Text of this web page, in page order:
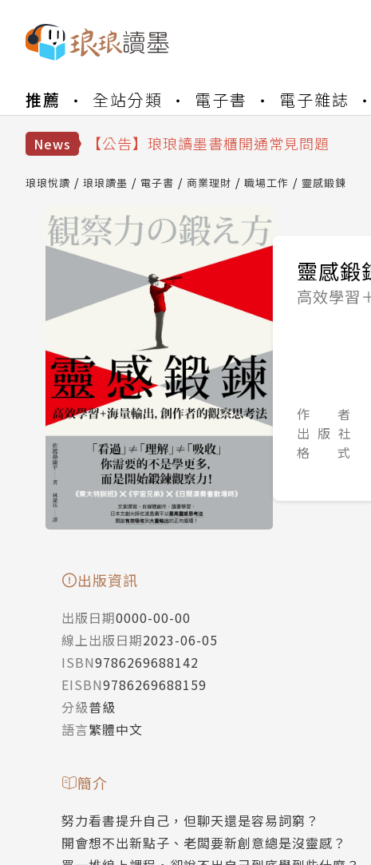
推薦 全站分類 電子書 電子雜誌
News
【公告】琅琅讀墨數位閱讀資產合併與書
【公告】琅琅讀墨 3 分鐘完成書櫃開通與
【公告】琅琅讀墨數位閱讀資產合併與書
琅琅悅讀 琅琅讀墨 電子書 商業理財 職場工作 靈感鍛鍊
靈感鍛
高效學習
作 者
出 版 社
格 式
出版資訊
出版日期0000-00-00
線上出版日期2023-06-05
ISBN9786269688142
EISBN9786269688159
分級普級
語言繁體中文
簡介
努力看書提升自己，但聊天還是容易詞窮？
開會想不出新點子、老闆要新創意總是沒靈感？